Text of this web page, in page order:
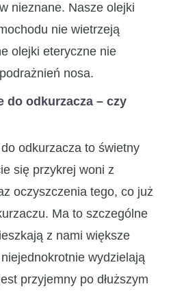
nieznane. Nasze olejki
nie wietrzeją
olejki eteryczne nie
nosa.
do odkurzacza – czy
odkurzacza to świetny
się przykrej woni z
oczyszczenia tego, co już
Ma to szczególne
z nami większe
wydzielają
przyjemny po dłuższym